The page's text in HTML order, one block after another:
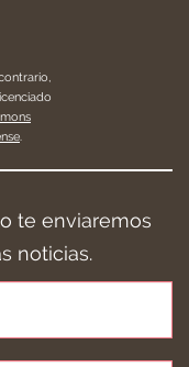
.
te enviaremos
noticias.